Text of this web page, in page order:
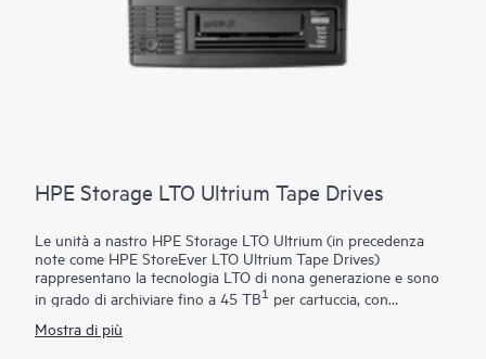
HPE Storage LTO Ultrium Tape Drives
Le unità a nastro HPE Storage LTO Ultrium (in precedenza
note come HPE StoreEver LTO Ultrium Tape Drives)
rappresentano la tecnologia LTO di nona generazione e sono
in grado di archiviare fino a 45 TB1 per cartuccia, con
per una semplicità di utilizzo unita a prestazioni straordinarie.
Mostra di più